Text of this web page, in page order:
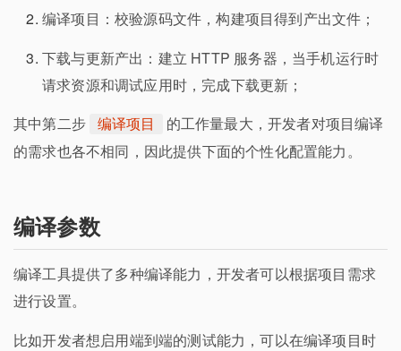
编译项目：校验源码文件，构建项目得到产出文件；
下载与更新产出：建立 HTTP 服务器，当手机运行时
请求资源和调试应用时，完成下载更新；
其中第二步
编译项目
的工作量最大，开发者对项目编译
的需求也各不相同，因此提供下面的个性化配置能力。
编译参数
编译工具提供了多种编译能力，开发者可以根据项目需求
进行设置。
比如开发者想启用端到端的测试能力，可以在编译项目时